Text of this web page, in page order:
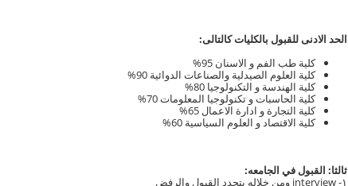
الحد الادنى للقبول بالكليات كالتالى:
كلية طب الفم و الاسنان 95%
كلية العلوم الصيدلية والصناعات الدوائية 90%
كلية الهندسة و التكنولوجيا 80%
كلية الحاسبات و تكنولوجيا المعلومات 70%
كلية التجارة و ادارة الاعمال 65%
كلية الاقتصاد و العلوم السياسية 60%
ثالثا: القبول في الجامعه: